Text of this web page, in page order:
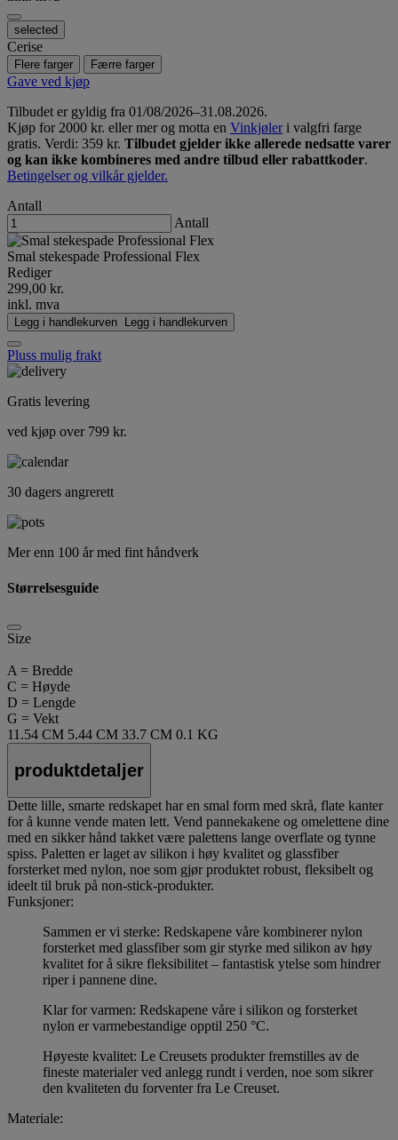
selected
Cerise
Flere farger Færre farger
Gave ved kjøp
Tilbudet er gyldig fra 01/08/2026–31.08.2026.
Kjøp for 2000 kr. eller mer og motta en Vinkjøleri valgfri farge
gratis. Verdi: 359 kr. Tilbudet gjelder ikke allerede nedsatte varer
og kan ikke kombineres med andre tilbud eller rabattkoder.
Betingelser og vilkår gjelder.
Antall
Antall
Smal stekespade Professional Flex
Rediger
299,00 kr.
inkl. mva
Legg i handlekurven Legg i handlekurven
Pluss mulig frakt
Gratis levering
ved kjøp over 799 kr.
30 dagers angrerett
Mer enn 100 år med fint håndverk
Størrelsesguide
Size
A = Bredde
C = Høyde
D = Lengde
G = Vekt
11.54 CM 5.44 CM 33.7 CM 0.1 KG
produktdetaljer
Dette lille, smarte redskapet har en smal form med skrå, flate kanter
for å kunne vende maten lett. Vend pannekakene og omelettene dine
med en sikker hånd takket være palettens lange overflate og tynne
spiss. Paletten er laget av silikon i høy kvalitet og glassfiber
forsterket med nylon, noe som gjør produktet robust, fleksibelt og
ideelt til bruk på non-stick-produkter.
Funksjoner:
Sammen er vi sterke: Redskapene våre kombinerer nylon
forsterket med glassfiber som gir styrke med silikon av høy
kvalitet for å sikre fleksibilitet – fantastisk ytelse som hindrer
riper i pannene dine.
Klar for varmen: Redskapene våre i silikon og forsterket
nylon er varmebestandige opptil 250 °C.
Høyeste kvalitet: Le Creusets produkter fremstilles av de
fineste materialer ved anlegg rundt i verden, noe som sikrer
den kvaliteten du forventer fra Le Creuset.
Materiale: